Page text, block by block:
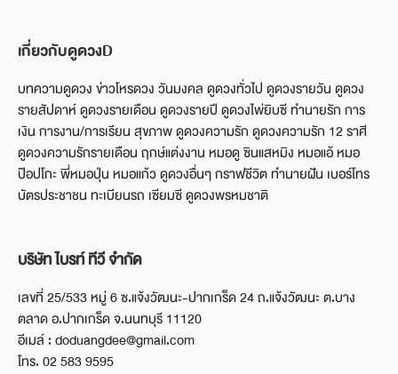
เกี่ยวกับดูดวงD
บทความดูดวง ข่าวโหรดวง วันมงคล ดูดวงทั่วไป ดูดวงรายวัน ดูดวง
รายสัปดาห์ ดูดวงรายเดือน ดูดวงรายปี ดูดวงไพ่ยิบซี ทำนายรัก การ
เงิน การงาน/การเรียน สุขภาพ ดูดวงความรัก ดูดวงความรัก 12 ราศี
ดูดวงความรักรายเดือน ฤกษ์แต่งงาน หมอดู ซินแสหมิง หมอแอ้ หมอ
ป๊อปโกะ พี่หมอปุ่น หมอแก้ว ดูดวงอื่นๆ กราฟชีวิต ทำนายฝัน เบอร์โทร
บัตรประชาชน ทะเบียนรถ เซียมซี ดูดวงพรหมชาติ
บริษัท ไบรท์ ทีวี จำกัด
เลขที่ 25/533 หมู่ 6 ซ.แจ้งวัฒนะ-ปากเกร็ด 24 ถ.แจ้งวัฒนะ ต.บาง
ตลาด อ.ปากเกร็ด จ.นนทบุรี 11120
อีเมล์ : doduangdee@gmail.com
โทร. 02 583 9595